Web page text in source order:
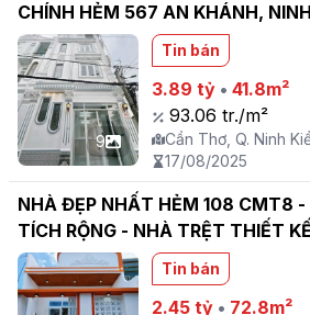
CHÍNH HẺM 567 AN KHÁNH,
9
Tin bán
3.89 tỷ •41.8m²
93.06 tr./m²
Cần Thơ, Q. Ninh
17/08/2025
NHÀ ĐẸP NHẤT HẺM 108 CMT8 -
TÍCH RỘNG - NHÀ TRỆT THIẾT
Tin bán
2.45 tỷ • 72.8m²